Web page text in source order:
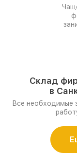
Склад
в
Все необходимые